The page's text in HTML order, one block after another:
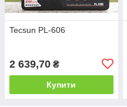
Tecsun PL-606
2 639,70 ₴
Купити